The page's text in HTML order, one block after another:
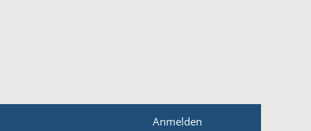
Anmelden